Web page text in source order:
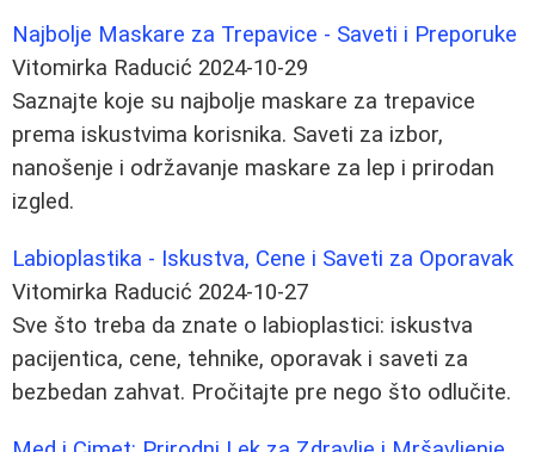
Najbolje Maskare za Trepavice - Saveti i Preporuke
Vitomirka Raducić 2024-10-29
Saznajte koje su najbolje maskare za trepavice
prema iskustvima korisnika. Saveti za izbor,
nanošenje i održavanje maskare za lep i prirodan
izgled.
Labioplastika - Iskustva, Cene i Saveti za Oporavak
Vitomirka Raducić 2024-10-27
Sve što treba da znate o labioplastici: iskustva
pacijentica, cene, tehnike, oporavak i saveti za
bezbedan zahvat. Pročitajte pre nego što odlučite.